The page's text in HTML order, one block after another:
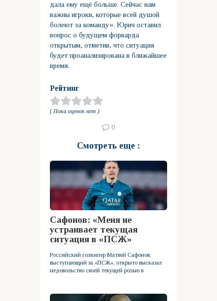
дала ему ещё больше. Сейчас нам
важны игроки, которые всей душой
болеют за команду». Юрич оставил
вопрос о будущем форварда
открытым, отметив, что ситуация
будет проанализирована в ближайшее
время.
Рейтинг
( Пока оценок нет )
0
Смотреть еще :
Сафонов: «Меня не
устраивает текущая
ситуация в «ПСЖ»
Российский голкипер Матвей Сафонов,
выступающий за «ПСЖ», открыто высказал
недовольство своей текущей ролью в